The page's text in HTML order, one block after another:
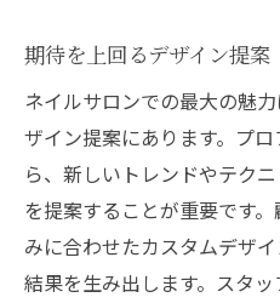
期待を上回るデザイン提案
ネイルサロンでの最大の魅
ザイン提案にあります。プ
ら、新しいトレンドやテク
を提案することが重要です
みに合わせたカスタムデザ
結果を生み出します。スタ